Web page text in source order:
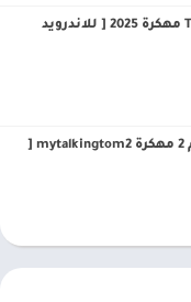
تحميل لعبة ترافيك Traffic Racer مهكرة 2025 [ للاندرويد
تحميل لعبة صديقي توم المتكلم 2 مهكرة mytalkingtom2 [